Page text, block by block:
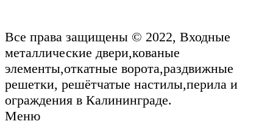
Все права защищены © 2022, Входные
металлические двери,кованые
элементы,откатные ворота,раздвижные
решетки, решётчатые настилы,перила и
ограждения в Калининграде.
Меню